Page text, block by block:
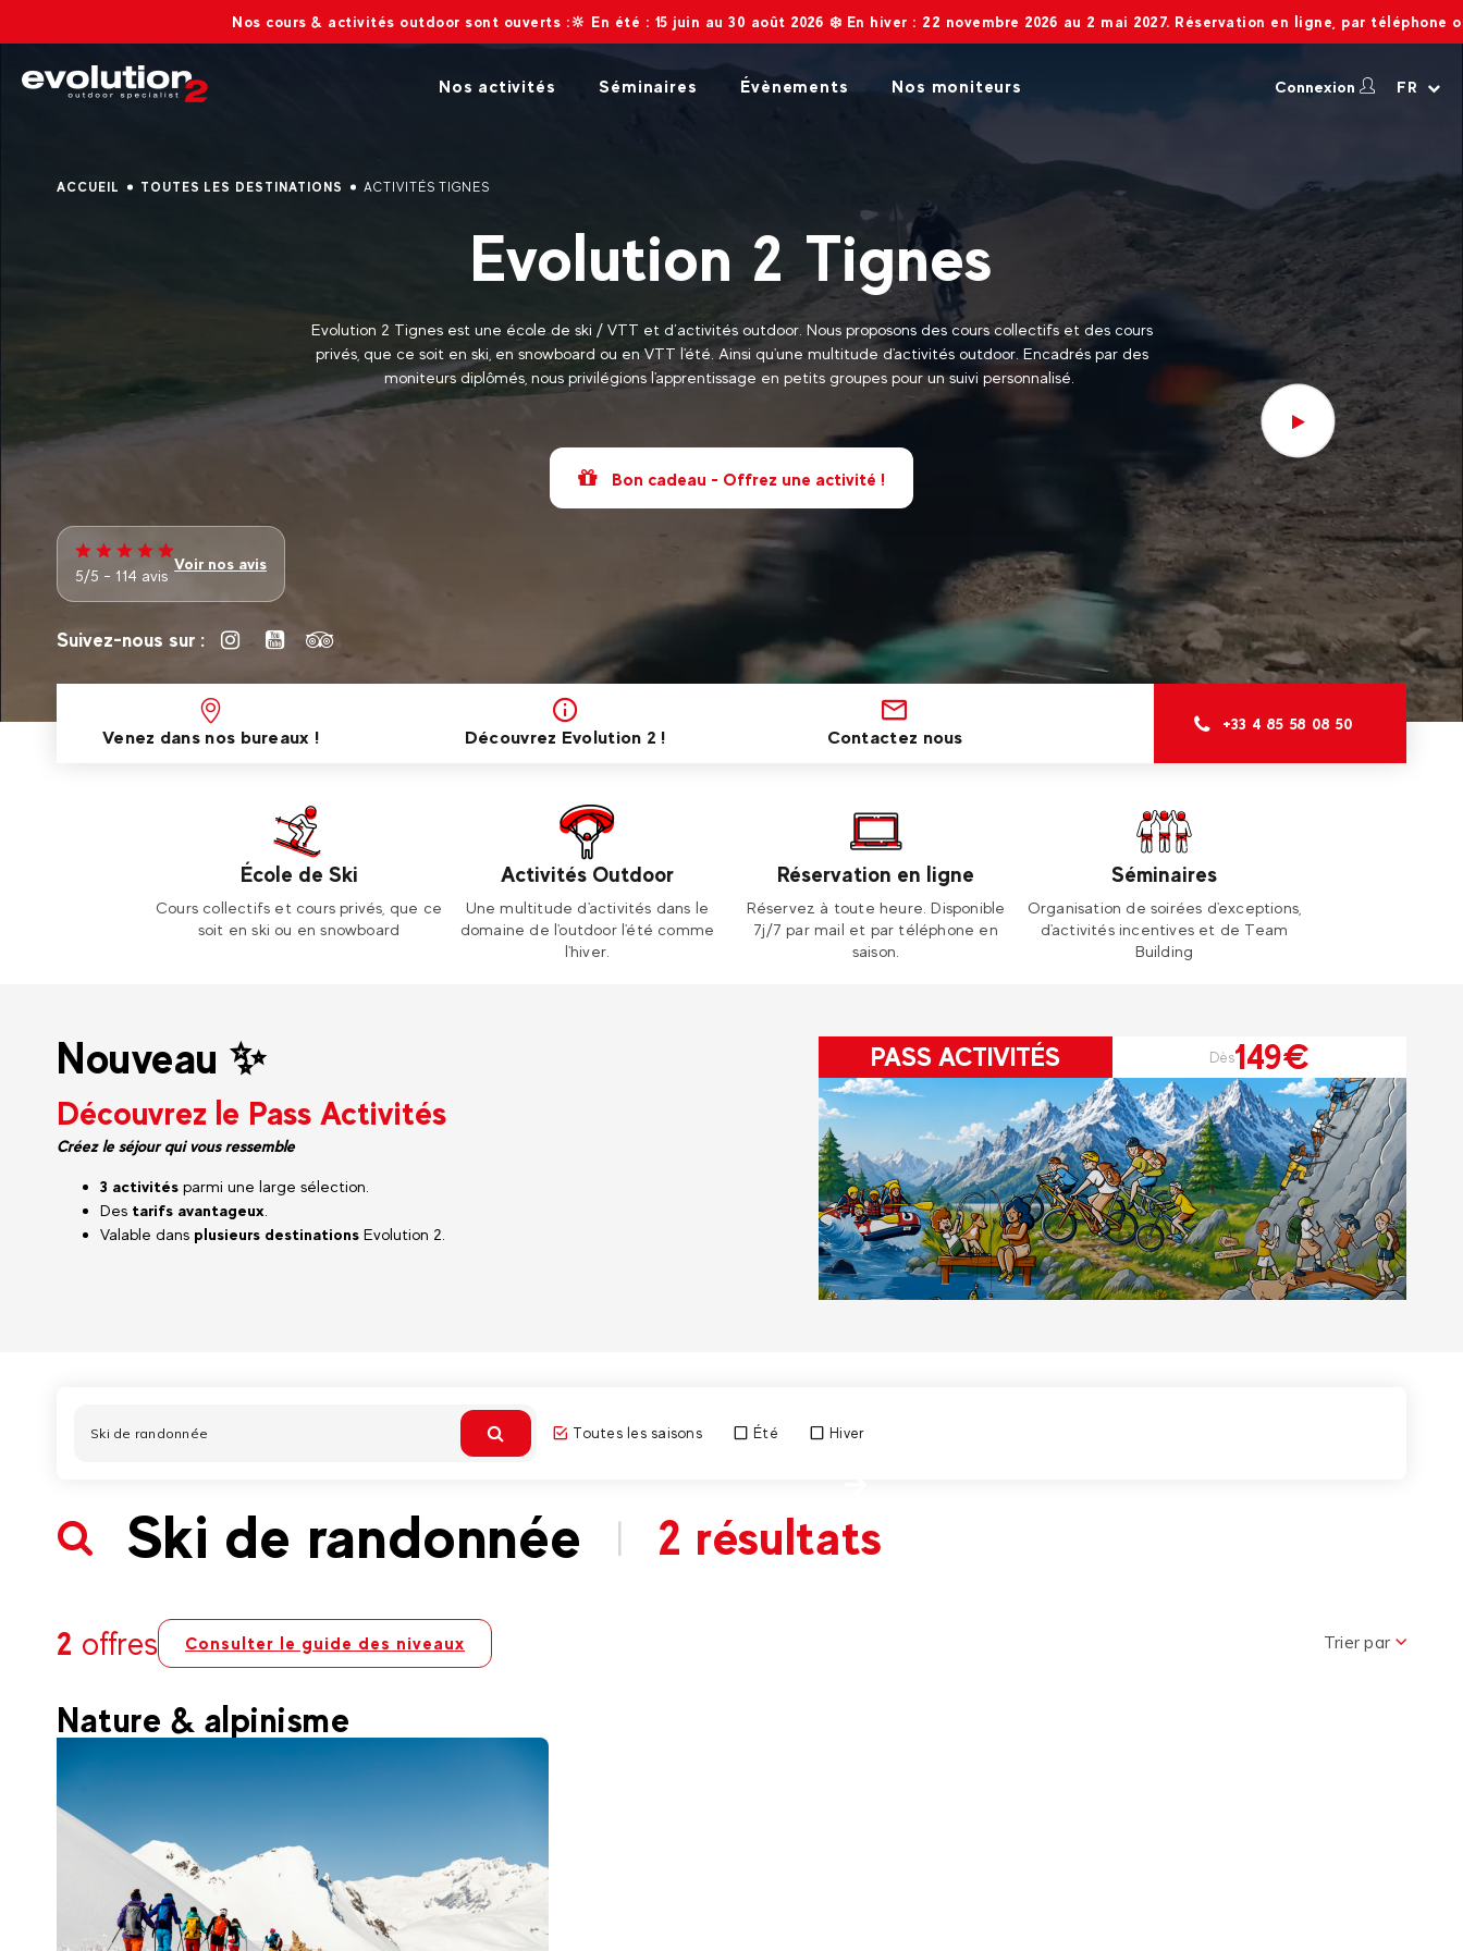
Nos cours & activités outdoor sont ouverts :🔆 En été : 15 juin au 30 août 2026 ❄️ En hiver : 22 novembre 2026 au 2 mai 2027. Réservation en ligne, par téléphone ou par mail toute
Nos activités Séminaires Évènements Nos moniteurs Connexion FR
ACCUEIL TOUTES LES DESTINATIONS ACTIVITÉS TIGNES
Evolution 2 Tignes
Evolution 2 Tignes est une école de ski / VTT et d’activités outdoor. Nous proposons des cours collectifs et des cours
privés, que ce soit en ski, en snowboard ou en VTT l'été. Ainsi qu'une multitude d'activités outdoor. Encadrés par des
moniteurs diplômés, nous privilégions l'apprentissage en petits groupes pour un suivi personnalisé.
Bon cadeau - Offrez une activité !
5/5 - 114 avis
Voir nos avis
Suivez-nous sur :
Venez dans nos bureaux ! Découvrez Evolution 2 ! Contactez nous
+33 4 85 58 08 50
École de Ski
Cours collectifs et cours privés, que ce
soit en ski ou en snowboard
Activités Outdoor
Une multitude d'activités dans le
domaine de l'outdoor l'été comme
l'hiver.
Réservation en ligne
Réservez à toute heure. Disponible
7j/7 par mail et par téléphone en
saison.
Séminaires
Organisation de soirées d'exceptions,
d'activités incentives et de Team
Building
Nouveau ✨
Découvrez le Pass Activités
Créez le séjour qui vous ressemble
3 activités parmi une large sélection.
Des tarifs avantageux
Valable dans plusieurs destinations Evolution 2.
PASS ACTIVITÉS Dès149€
Toutes les saisons Été Hiver
Ski de randonnée 2 résultats
2 offres Consulter le guide des niveaux Trier par
Nature & alpinisme